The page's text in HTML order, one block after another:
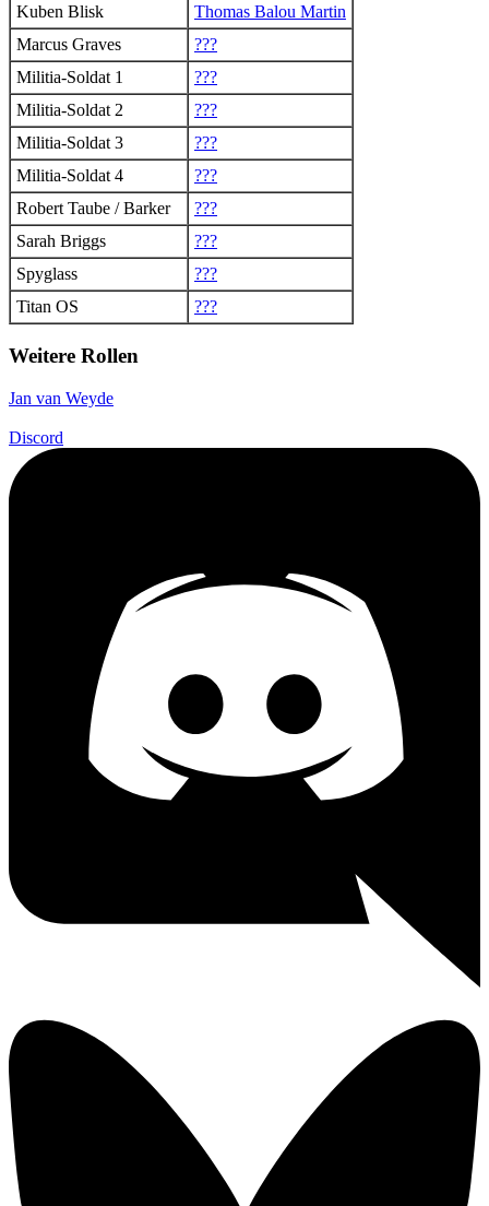
Kuben Blisk
Thomas Balou Martin
Marcus Graves
???
Militia-Soldat 1
???
Militia-Soldat 2
???
Militia-Soldat 3
???
Militia-Soldat 4
???
Robert Taube / Barker
???
Sarah Briggs
???
Spyglass
???
Titan OS
???
Weitere Rollen
Jan van Weyde
Discord